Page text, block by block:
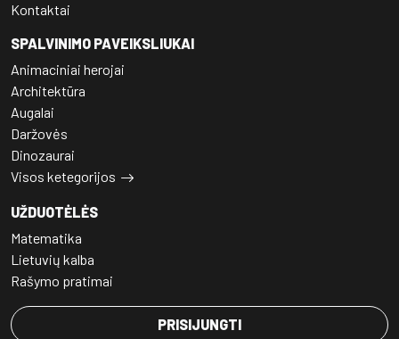
Kontaktai
SPALVINIMO PAVEIKSLIUKAI
Animaciniai herojai
Architektūra
Augalai
Daržovės
Dinozaurai
Visos ketegorijos
UŽDUOTĖLĖS
Matematika
Lietuvių kalba
Rašymo pratimai
PRISIJUNGTI